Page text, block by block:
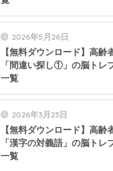
2026年5月26日
【無料ダウンロード】高齢
「間違い探し①」の脳トレ
一覧
2026年3月23日
【無料ダウンロード】高齢
「漢字の対義語」の脳トレ
一覧